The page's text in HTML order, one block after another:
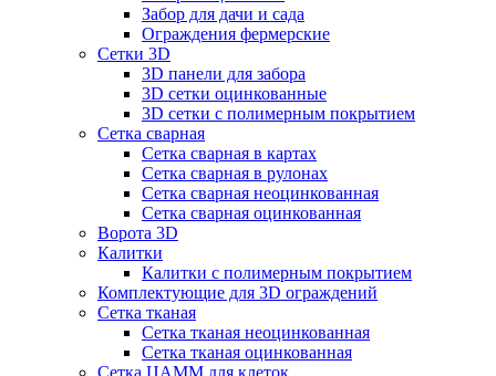
Забор для дачи и сада
Ограждения фермерские
Сетки 3D
3D панели для забора
3D сетки оцинкованные
3D сетки с полимерным покрытием
Сетка сварная
Сетка сварная в картах
Сетка сварная в рулонах
Сетка сварная неоцинкованная
Сетка сварная оцинкованная
Ворота 3D
Калитки
Калитки с полимерным покрытием
Комплектующие для 3D ограждений
Сетка тканая
Сетка тканая неоцинкованная
Сетка тканая оцинкованная
Сетка ЦАММ для клеток